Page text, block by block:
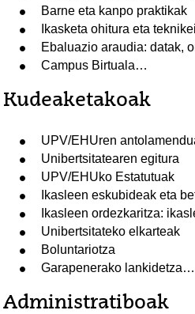
azpiorriak
Barne eta kanpo praktikak
Ikasketa ohitura eta
Ebaluazio araudia: datak,
Campus Birtuala…
Kudeaketakoak
UPV/EHUren
Unibertsitatearen egitura
UPV/EHUko Estatutuak
Ikasleen eskubideak eta
Ikasleen ordezkaritza:
Unibertsitateko elkarteak
Boluntariotza
Garapenerako lankidetza…
Administratiboak